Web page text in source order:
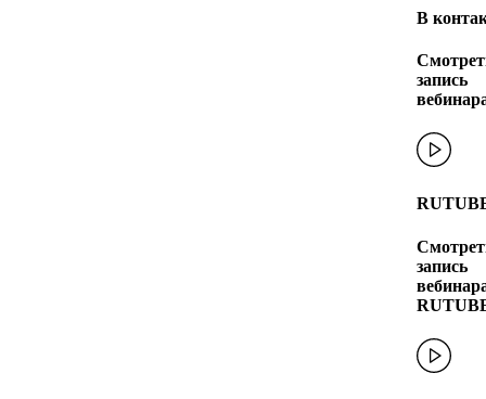
В
запись
запись